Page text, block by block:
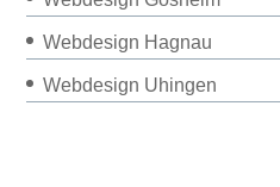
Webdesign Hagnau
Webdesign Uhingen